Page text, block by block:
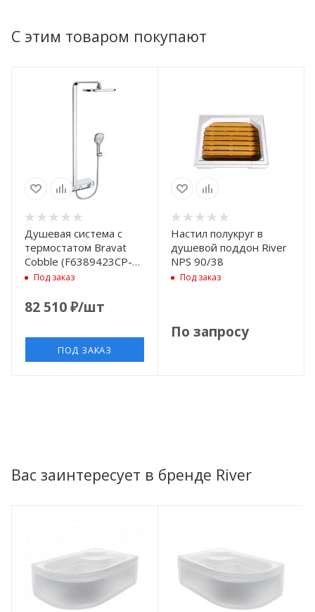
С этим товаром покупают
Душевая система с
термостатом Bravat
Cobble (F6389423CP-
A1-ENG)
Под заказ
82 510₽/шт
ПОД ЗАКАЗ
Настил полукруг в
душевой поддон River
NPS 90/38
Под заказ
По запросу
Вас заинтересует в бренде River